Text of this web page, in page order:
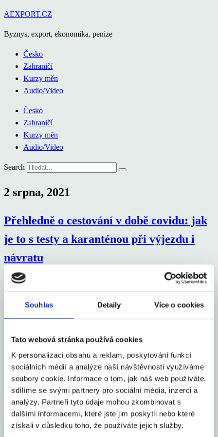
Souhlas Detaily Více o cookies
Tato webová stránka používá cookies
K personalizaci obsahu a reklam, poskytování funkcí
sociálních médií a analýze naší návštěvnosti využíváme
soubory cookie. Informace o tom, jak náš web používáte,
sdílíme se svými partnery pro sociální média, inzerci a
analýzy. Partneři tyto údaje mohou zkombinovat s
dalšími informacemi, které jste jim poskytli nebo které
získali v důsledku toho, že používáte jejich služby.
Přejít
obsahu
AEXPORT.CZ
Byznys, export, ekonomika, peníze
Česko
Zahraničí
Kurzy měn
Audio/Video
Česko
Zahraničí
Kurzy měn
Audio/Video
Search
2 srpna, 2021
Přehledně o cestování v době covidu: jak
je to s testy a karanténou při výjezdu i
návratu
Od pondělí 2. srpna se mění zařazení zemí v cestovatelském
zdravotnictví. Největší změna se týká červených zemí, jejichž
seznam se rozšíří o Dánsko
Celý článek
aexportcz
2. 8. 2021
Financial Marketsby TradingView
Aexport.cz